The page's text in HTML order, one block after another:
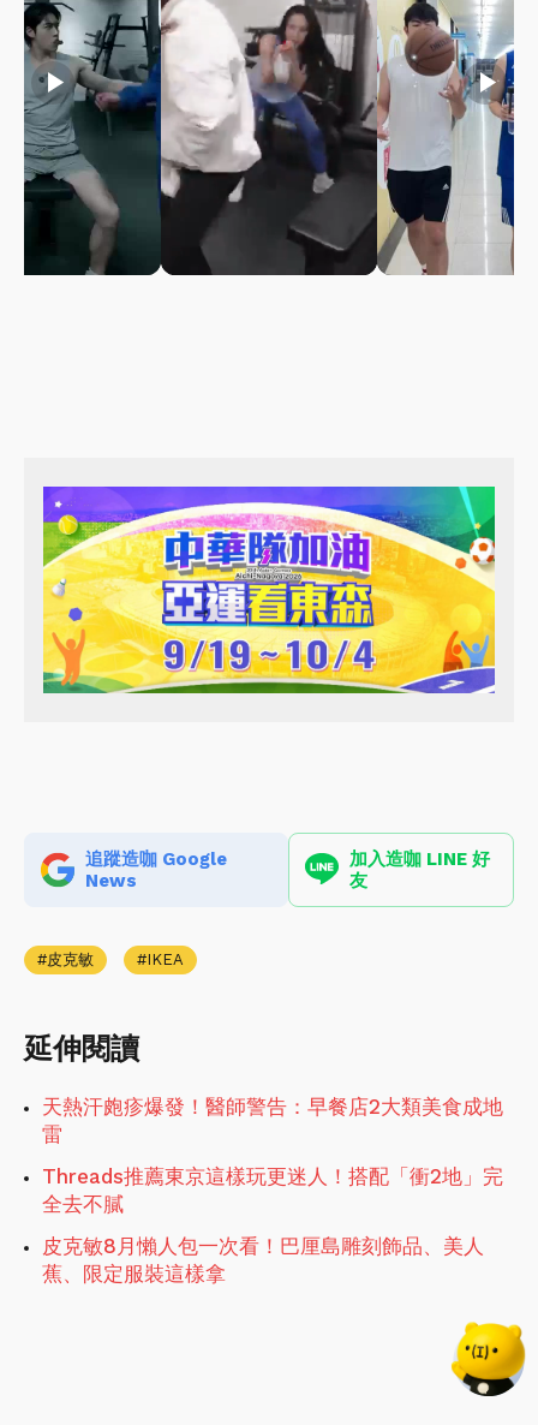
play_arrow play_arrow play_arrow
追蹤造咖 Google
News
加入造咖 LINE 好
友
皮克敏 IKEA
延伸閱讀
天熱汗皰疹爆發！醫師警告：早餐店2大類美食成地
雷
Threads推薦東京這樣玩更迷人！搭配「衝2地」完
全去不膩
皮克敏8月懶人包一次看！巴厘島雕刻飾品、美人
蕉、限定服裝這樣拿